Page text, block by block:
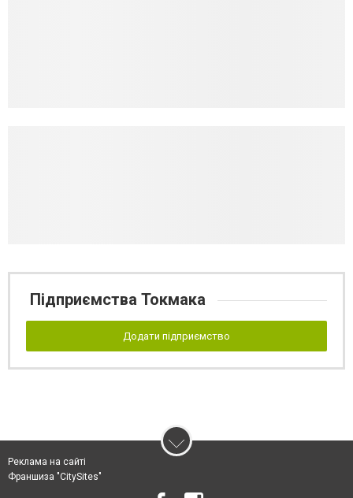
Підприємства Токмака
Додати підприємство
Реклама на сайті
Франшиза "CitySites"